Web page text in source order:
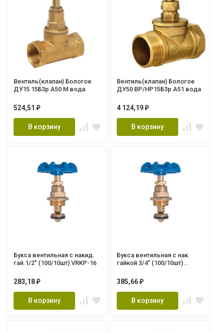
Вентиль(клапан) Бологое
ДУ15 15Б3р А50 М вода
524,51 ₽
В корзину
Вентиль(клапан) Бологое
ДУ50 ВР/НР15Б3р А51 вода
4 124,19 ₽
В корзину
Букса вентильная с накид.
гай.1/2" (100/10шт) VRKP-16
283,18 ₽
В корзину
Букса вентильная с нак.
гайкой 3/4" (100/10шт)
385,66 ₽
В корзину